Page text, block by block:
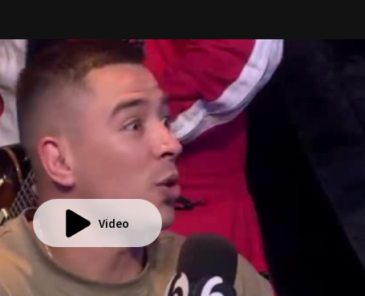
Video